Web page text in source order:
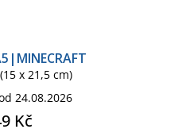
x 21,5 cm)
24.08.2026
Kč